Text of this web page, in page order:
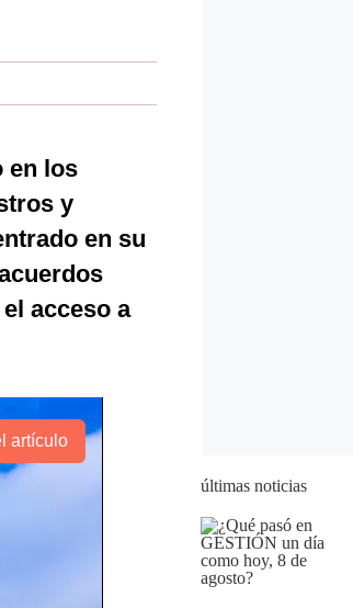
en los
y
en su
acceso a
artículo
últimas noticias